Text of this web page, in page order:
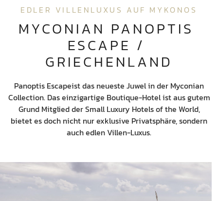
EDLER VILLENLUXUS AUF MYKONOS
MYCONIAN PANOPTIS
ESCAPE /
GRIECHENLAND
Panoptis Escapeist das neueste Juwel in der Myconian
Collection. Das einzigartige Boutique-Hotel ist aus gutem
Grund Mitglied der Small Luxury Hotels of the World,
bietet es doch nicht nur exklusive Privatsphäre, sondern
auch edlen Villen-Luxus.